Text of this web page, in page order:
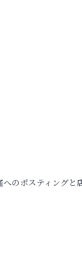
のポスティングと